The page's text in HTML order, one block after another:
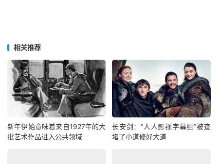
相关推荐
新年伊始意味着来自1927年的大
批艺术作品进入公共领域
长安剑：“人人影视字幕组”被查
堵了小道修好大道